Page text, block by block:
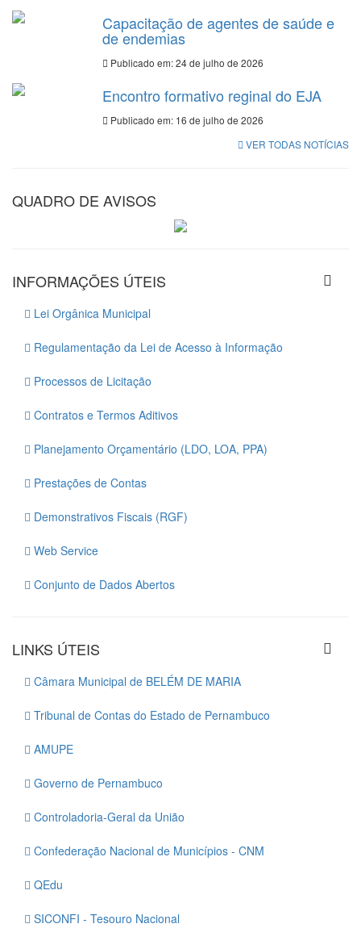
Capacitação de agentes de saúde e
de endemias
Publicado em: 24 de julho de 2026
Encontro formativo reginal do EJA
Publicado em: 16 de julho de 2026
VER TODAS NOTÍCIAS
QUADRO DE AVISOS
INFORMAÇÕES ÚTEIS
Lei Orgânica Municipal
Regulamentação da Lei de Acesso à Informação
Processos de Licitação
Contratos e Termos Aditivos
Planejamento Orçamentário (LDO, LOA, PPA)
Prestações de Contas
Demonstrativos Fiscais (RGF)
Web Service
Conjunto de Dados Abertos
LINKS ÚTEIS
Câmara Municipal de BELÉM DE MARIA
Tribunal de Contas do Estado de Pernambuco
AMUPE
Governo de Pernambuco
Controladoria-Geral da União
Confederação Nacional de Municípios - CNM
QEdu
SICONFI - Tesouro Nacional